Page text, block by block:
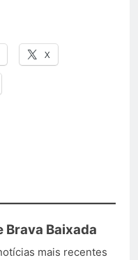
X
Brava Baixada
mais recentes